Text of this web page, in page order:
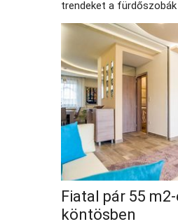
trendeket a fürdőszobák
Fiatal pár 55
köntösben